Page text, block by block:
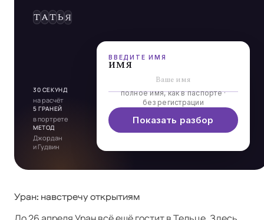
ТАТЬЯ
30 СЕКУНД
на расчёт
5 ГРАНЕЙ
в портрете
МЕТОД
Джордан
и Гудвин
ВВЕДИТЕ ИМЯ
имя
полное имя, как в паспорте ·
без регистрации
Показать разбор
Уран: навстречу открытиям